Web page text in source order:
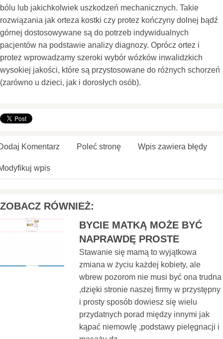
bólu lub jakichkolwiek uszkodzeń mechanicznych. Takie
rozwiązania jak orteza kostki czy protez kończyny dolnej bądź
górnej dostosowywane są do potrzeb indywidualnych
pacjentów na podstawie analizy diagnozy. Oprócz ortez i
protez wprowadzamy szeroki wybór wózków inwalidzkich
wysokiej jakości, które są przystosowane do różnych schorzeń
(zarówno u dzieci, jak i dorosłych osób).
Komentarz Poleć stronę Wpis zawiera błędy
wpis
ZOBACZ RÓWNIEŻ:
BYCIE MATKĄ MOŻE BYĆ
NAPRAWDĘ PROSTE
Stawanie się mamą to wyjątkowa
zmiana w życiu każdej kobiety, ale
wbrew pozorom nie musi być ona trudna
,dzięki stronie naszej firmy w przystępny
i prosty sposób dowiesz się wielu
przydatnych porad między innymi jak
kąpać niemowlę ,podstawy pielęgnacji i